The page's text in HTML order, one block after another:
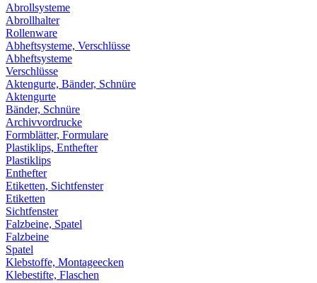
Abrollsysteme
Abrollhalter
Rollenware
Abheftsysteme, Verschlüsse
Abheftsysteme
Verschlüsse
Aktengurte, Bänder, Schnüre
Aktengurte
Bänder, Schnüre
Archivvordrucke
Formblätter, Formulare
Plastiklips, Enthefter
Plastiklips
Enthefter
Etiketten, Sichtfenster
Etiketten
Sichtfenster
Falzbeine, Spatel
Falzbeine
Spatel
Klebstoffe, Montageecken
Klebestifte, Flaschen